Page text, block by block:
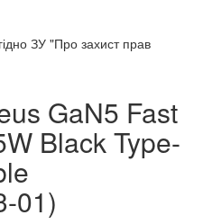
ЗУ "Про захист прав
GaN5 Fast
Black Type-
01)